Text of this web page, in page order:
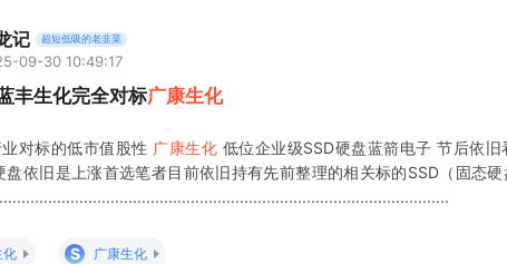
记 超短低吸的老韭菜
09-30 10:49:17
丰生化完全对标广康生化
对标的低市值股性 广康生化 低位企业级SSD硬盘蓝箭电子 节后依
盘依旧是上涨首选笔者目前依旧持有先前整理的相关标的SSD（固态
化 S 广康生化